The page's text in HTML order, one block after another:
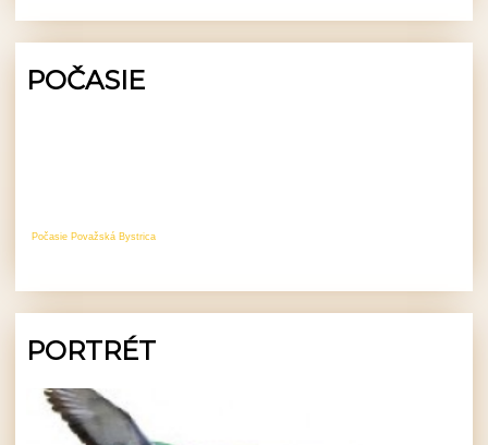
POČASIE
Počasie Považská Bystrica
PORTRÉT